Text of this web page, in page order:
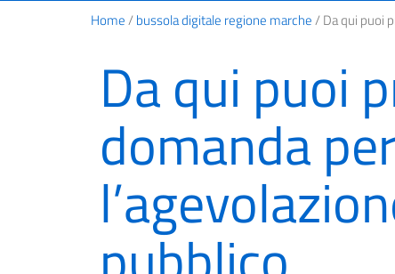
Home/bussola digitale regione marche/ Da qui puoi
Da qui puoi
domanda